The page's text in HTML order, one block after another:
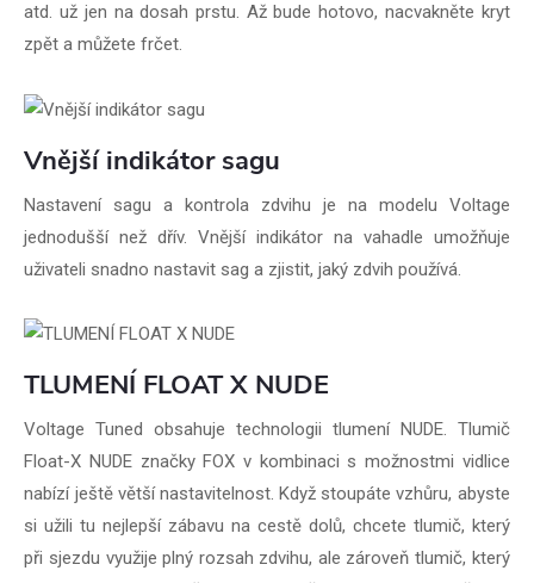
atd. už jen na dosah prstu. Až bude hotovo, nacvakněte kryt
zpět a můžete frčet.
Vnější indikátor sagu
Nastavení sagu a kontrola zdvihu je na modelu Voltage
jednodušší než dřív. Vnější indikátor na vahadle umožňuje
uživateli snadno nastavit sag a zjistit, jaký zdvih používá.
TLUMENÍ FLOAT X NUDE
Voltage Tuned obsahuje technologii tlumení NUDE. Tlumič
Float-X NUDE značky FOX v kombinaci s možnostmi vidlice
nabízí ještě větší nastavitelnost. Když stoupáte vzhůru, abyste
si užili tu nejlepší zábavu na cestě dolů, chcete tlumič, který
při sjezdu využije plný rozsah zdvihu, ale zároveň tlumič, který